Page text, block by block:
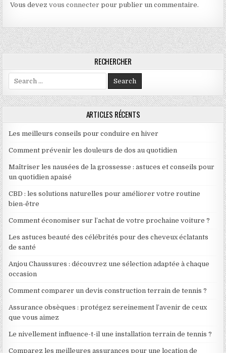
Vous devezvous connecter pour publier un commentaire.
RECHERCHER
Search for:
ARTICLES RÉCENTS
Les meilleurs conseils pour conduire en hiver
Comment prévenir les douleurs de dos au quotidien
Maîtriser les nausées de la grossesse : astuces et conseils pour
un quotidien apaisé
CBD : les solutions naturelles pour améliorer votre routine
bien-être
Comment économiser sur l’achat de votre prochaine voiture ?
Les astuces beauté des célébrités pour des cheveux éclatants
de santé
Anjou Chaussures : découvrez une sélection adaptée à chaque
occasion
Comment comparer un devis construction terrain de tennis ?
Assurance obsèques : protégez sereinement l’avenir de ceux
que vous aimez
Le nivellement influence-t-il une installation terrain de tennis ?
Comparez les meilleures assurances pour une location de